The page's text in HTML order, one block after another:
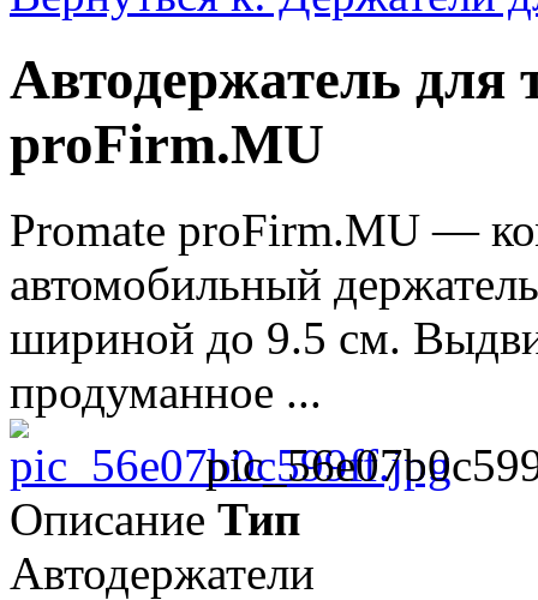
Автодержатель для
proFirm.MU
Promate proFirm.MU —
автомобильный
шириной до 9.5 см.
продуманное ...
Описание Тип
Автодержатели